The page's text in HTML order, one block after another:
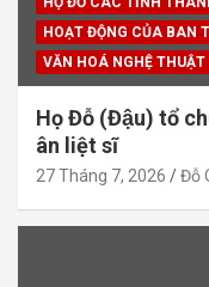
HOẠT ĐỘNG CỦA BAN
VĂN HOÁ NGHỆ THUẬT
Họ Đỗ (Đậu) tổ
ân liệt sĩ
27 Tháng 7, 2026 Đỗ